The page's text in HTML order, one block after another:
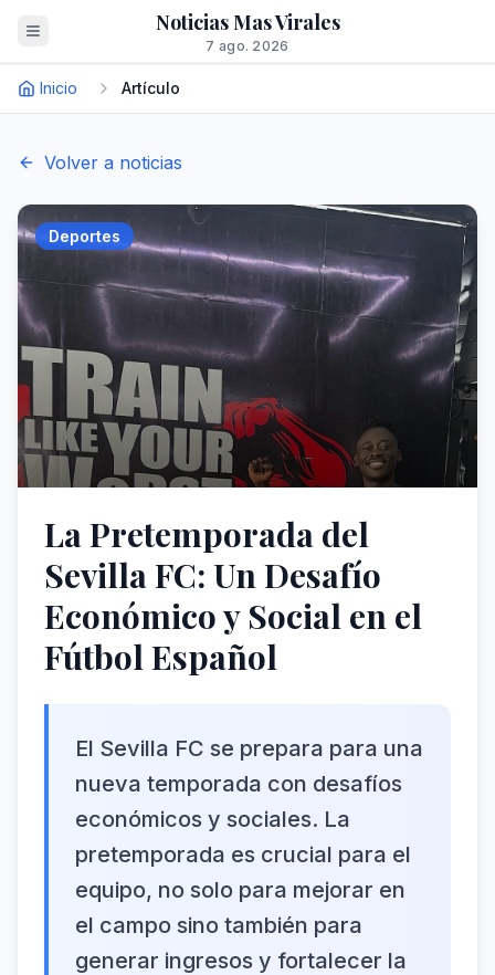
Noticias Mas Virales
7 ago. 2026
Inicio Artículo
Volver a noticias
Deportes
La Pretemporada del
Sevilla FC: Un Desafío
Económico y Social en el
Fútbol Español
El Sevilla FC se prepara para una
nueva temporada con desafíos
económicos y sociales. La
pretemporada es crucial para el
equipo, no solo para mejorar en
el campo sino también para
generar ingresos y fortalecer la